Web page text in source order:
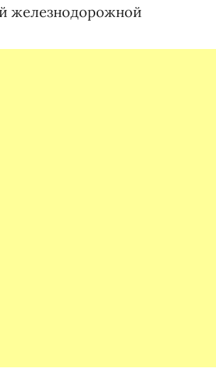
железнодорожной